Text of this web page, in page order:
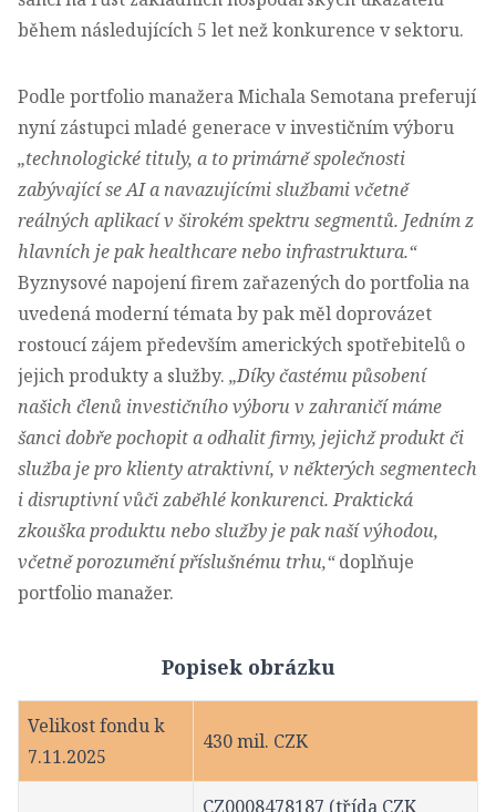
během následujících 5 let než konkurence v sektoru.
Podle portfolio manažera Michala Semotana preferují
nyní zástupci mladé generace v investičním výboru
„technologické tituly, a to primárně společnosti
zabývající se AI a navazujícími službami včetně
reálných aplikací v širokém spektru segmentů. Jedním z
hlavních je pak healthcare nebo infrastruktura.“
Byznysové napojení firem zařazených do portfolia na
uvedená moderní témata by pak měl doprovázet
rostoucí zájem především amerických spotřebitelů o
jejich produkty a služby. „Díky častému působení
našich členů investičního výboru v zahraničí máme
šanci dobře pochopit a odhalit firmy, jejichž produkt či
služba je pro klienty atraktivní, v některých segmentech
i disruptivní vůči zaběhlé konkurenci. Praktická
zkouška produktu nebo služby je pak naší výhodou,
včetně porozumění příslušnému trhu,“doplňuje
portfolio manažer.
Popisek obrázku
Velikost fondu k
7.11.2025
430 mil. CZK
CZ0008478187 (třída CZK